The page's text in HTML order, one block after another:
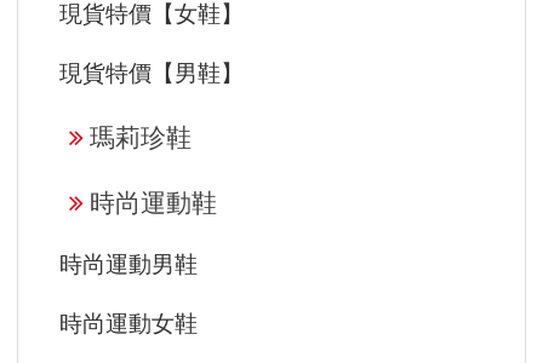
現貨特價【女鞋】
現貨特價【男鞋】
瑪莉珍鞋
時尚運動鞋
時尚運動男鞋
時尚運動女鞋